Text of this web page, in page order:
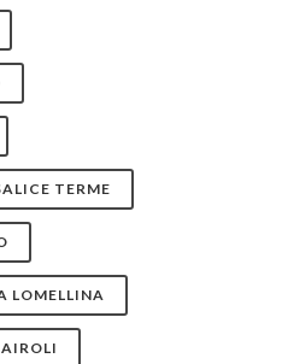
TERME
LOMELLINA